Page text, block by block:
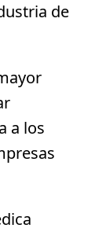
de
a los